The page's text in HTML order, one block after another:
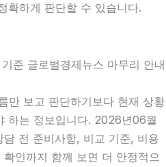
확하게 판단할 수 있습니다.
준 글로벌경제뉴스 마무리 안내
만 보고 판단하기보다 현재 상황
하는 정보입니다. 2026년06월
전 준비사항, 비교 기준, 비용
인까지 함께 보면 더 안정적으